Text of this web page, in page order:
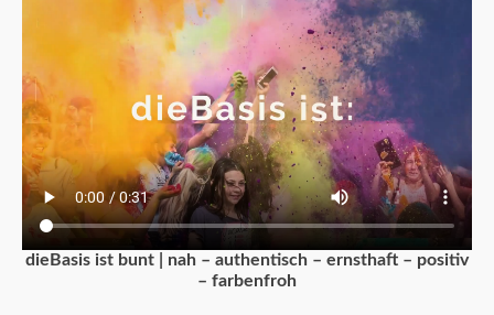
dieBasis ist bunt | nah – authentisch – ernsthaft – positiv
– farbenfroh